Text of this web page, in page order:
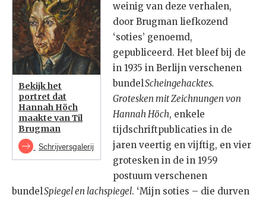
Bekijk het
portret dat
Hannah Höch
maakte van Til
Brugman
Schrijversgalerij
weinig van deze verhalen,
door Brugman liefkozend
‘soties’ genoemd,
gepubliceerd. Het bleef bij de
in 1935 in Berlijn verschenen
bundelScheingehacktes.
Grotesken mit Zeichnungen von
Hannah Höch, enkele
tijdschriftpublicaties in de
jaren veertig en vijftig, en vier
grotesken in de in 1959
postuum verschenen
bundelSpiegel en lachspiegel. ‘Mijn soties – die durven